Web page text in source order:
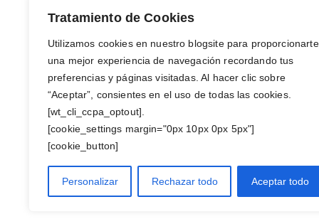
Tratamiento de Cookies
Utilizamos cookies en nuestro blogsite para proporcionarte
una mejor experiencia de navegación recordando tus
preferencias y páginas visitadas. Al hacer clic sobre
“Aceptar”, consientes en el uso de todas las cookies.
[wt_cli_ccpa_optout].
[cookie_settings margin="0px 10px 0px 5px"]
[cookie_button]
Personalizar Rechazar todo Aceptar todo